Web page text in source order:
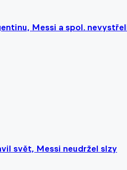
Messi a spol.
svět, Messi neudržel slzy